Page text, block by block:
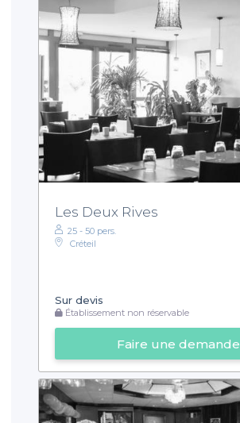
Les Deux Rives
25 - 50 pers.
Créteil
Sur devis
Établissement non réservable
Faire une demande